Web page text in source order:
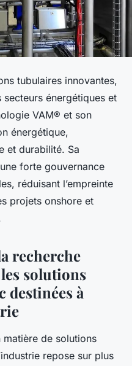
tubulaires innovantes,
énergétiques et
VAM® et son
énergétique,
et durabilité. Sa
forte gouvernance
réduisant l’empreinte
projets onshore et
recherche
solutions
destinées à
matière de solutions
repose sur plus